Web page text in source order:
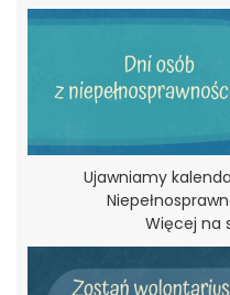
Ujawniamy
Więcej na